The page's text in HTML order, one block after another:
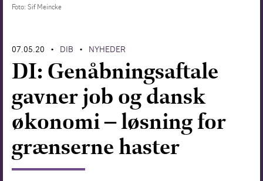
Foto: Sif Meincke
07.05.20 • DIB • NYHEDER
DI: Genåbningsaftale
gavner job og dansk
økonomi – løsning for
grænserne haster